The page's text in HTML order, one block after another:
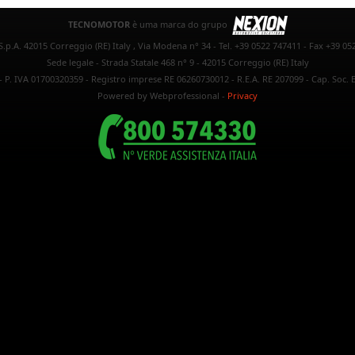
TECNOMOTOR è uma marca do grupo
42015 Correggio (RE) Italy , Via Modena n° 34 - Tel. +39 0522 747411 - Fax +39
Sede legale - Strada Statale 468 n° 9 - 42015 Correggio (RE) Italy
P. IVA 01700320359 - Registro imprese RE 06260730012 - R.E.A. RE 207099 - Cap. Soc.
Powered by Webprofessional - Privacy